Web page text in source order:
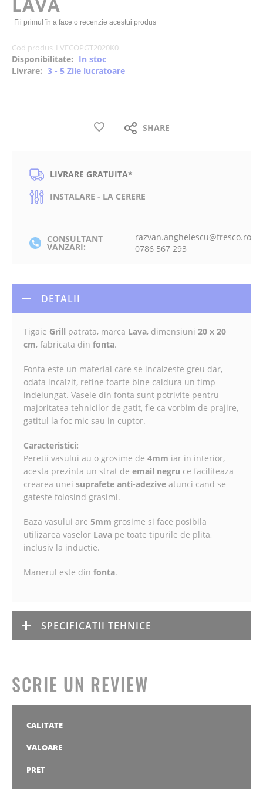
the
images
LAVA
Fii primul în a face o recenzie acestui produs
Cod produs LVECOPGT2020K0
Disponibilitate: In stoc
Livrare: 3 - 5 Zile lucratoare
SHARE
LIVRARE GRATUITA*
INSTALARE - LA CERERE
CONSULTANT
VANZARI:
razvan.anghelescu@fresco.ro
0786 567 293
DETALII
Tigaie Grill patrata, marca Lava, dimensiuni 20 x 20
cm, fabricata din fonta.
Fonta este un material care se incalzeste greu dar,
odata incalzit, retine foarte bine caldura un timp
indelungat. Vasele din fonta sunt potrivite pentru
majoritatea tehnicilor de gatit, fie ca vorbim de prajire,
gatitul la foc mic sau in cuptor.
Caracteristici:
Peretii vasului au o grosime de 4mm iar in interior,
acesta prezinta un strat de email negru ce faciliteaza
crearea unei suprafete anti-adezive atunci cand se
gateste folosind grasimi.
Baza vasului are 5mm grosime si face posibila
utilizarea vaselor Lava pe toate tipurile de plita,
inclusiv la inductie.
Manerul este din fonta.
SPECIFICATII TEHNICE
SCRIE UN REVIEW
CALITATE
stea
stele
stele
stele
stele
VALOARE
stea
stele
stele
stele
stele
PRET